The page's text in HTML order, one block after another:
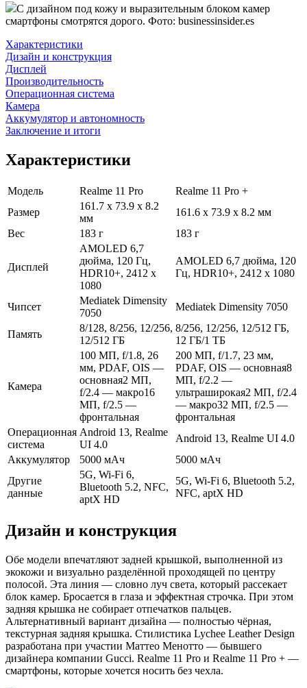
С дизайном под кожу и выразительным блоком камер
смартфоны смотрятся дорого. Фото: businessinsider.es
Характеристики
Дизайн и конструкция
Дисплей
Производительность
Операционная система
Камера
Аккумулятор и автономность
Заключение и итоги
Характеристики
Модель Realme 11 Pro
Realme 11 Pro +
Размер
161.7 х 73.9 х 8.2
мм
161.6 x 73.9 x 8.2 мм
Вес
183 г 183 г
Дисплей
AMOLED 6,7
дюйма, 120 Гц,
HDR10+, 2412 x
1080
AMOLED 6,7 дюйма, 120
Гц, HDR10+, 2412 x 1080
Чипсет
Mediatek Dimensity
7050
Mediatek Dimensity 7050
Память
8/128, 8/256, 12/256,
12/512 ГБ
8/256, 12/256, 12/512 ГБ,
12 ГБ/1 ТБ
Камера
100 МП, f/1.8, 26
мм, PDAF, OIS —
основная2 МП,
f/2.4 — макро16
МП, f/2.5 —
фронтальная
200 МП, f/1.7, 23 мм,
PDAF, OIS — основная8
МП, f/2.2 —
ультраширокая2 МП, f/2.4
— макро32 МП, f/2.5 —
фронтальная
Операционная
система
Android 13, Realme
UI 4.0
Android 13, Realme UI 4.0
Аккумулятор
5000 мАч
5000 мАч
Другие
данные
5G, Wi-Fi 6,
Bluetooth 5.2, NFC,
aptX HD
5G, Wi-Fi 6, Bluetooth 5.2,
NFC, aptX HD
Дизайн и конструкция
Обе модели впечатляют задней крышкой, выполненной из
экокожи и визуально разделённой проходящей по центру
полосой. Эта линия — словно луч света, который рассекает
блок камер. Бросается в глаза и эффектная строчка. При этом
задняя крышка не собирает отпечатков пальцев.
Альтернативный вариант дизайна — полностью чёрная,
текстурная задняя крышка. Стилистика Lychee Leather Design
разработана при участии Маттео Менотто — бывшего
дизайнера компании Gucci. Realme 11 Pro и Realme 11 Pro + —
смартфоны, которые хочется носить без чехла.